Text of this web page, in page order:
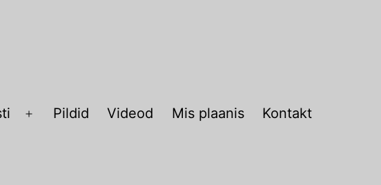
Open
Pildid Videod Mis plaanis Kontakt